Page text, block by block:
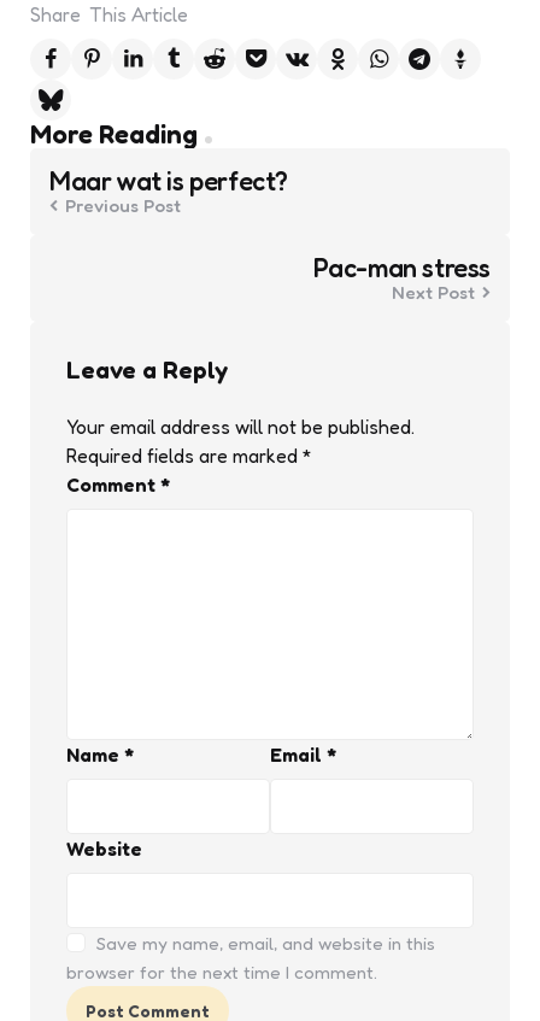
Share This Article
More Reading
Post
navigation
Maar wat is perfect?
Previous Post
Pac-man stress
Next Post
Leave a Reply
Your email address will not be published.
Required fields are marked *
Comment *
Name * Email *
Website
Save my name, email, and website in this
browser for the next time I comment.